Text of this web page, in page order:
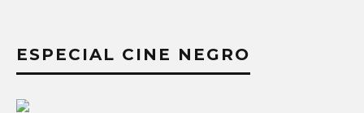
ESPECIAL CINE NEGRO